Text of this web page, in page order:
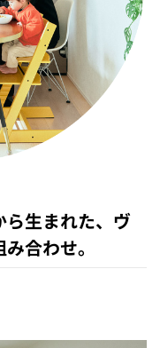
ら生まれた、ヴ
合わせ。